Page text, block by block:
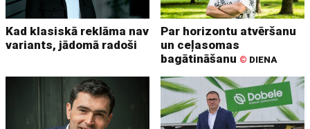
Kad klasiskā reklāma nav
variants, jādomā radoši
Par horizontu atvēršanu
un ceļasomas
bagātināšanu © DIENA